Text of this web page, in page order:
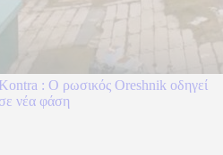
: Ο ρωσικός Oreshnik οδηγεί
νέα φάση